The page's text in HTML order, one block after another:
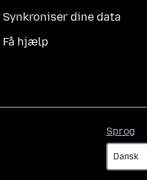
Synkroniser dine data
Få hjælp
Sprog